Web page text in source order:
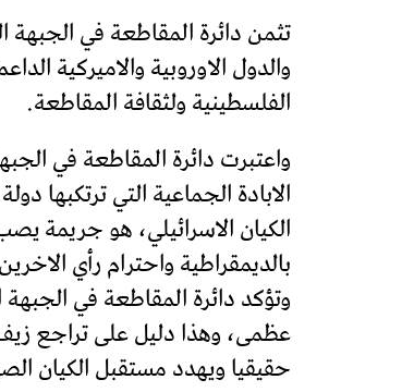
تثمن دائرة المقاطعة في الجبهة
والدول الاوروبية والاميركية
الفلسطينية ولثقافة المقاطعة.
واعتبرت دائرة المقاطعة في
الابادة الجماعية التي
الكيان الاسرائيلي، هو جريمة
بالديمقراطية واحترام رأي
وتؤكد دائرة المقاطعة في
عظمى، وهذا دليل على تراجع
حقيقيا ويهدد مستقبل الكيان